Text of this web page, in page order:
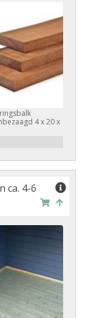
4 x 20 x
ca. 4-6